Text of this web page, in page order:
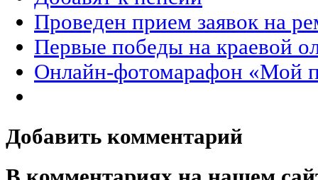
Проведен прием заявок на
Первые победы на краевой
Онлайн-фотомарафон «Мой
Добавить комментарий